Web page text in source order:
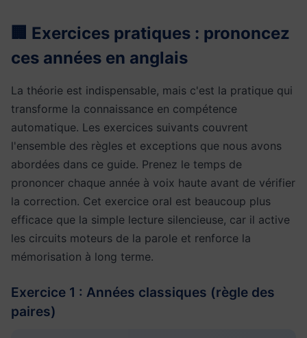
🏢 Exercices pratiques : prononcez
ces années en anglais
La théorie est indispensable, mais c'est la pratique qui
transforme la connaissance en compétence
automatique. Les exercices suivants couvrent
l'ensemble des règles et exceptions que nous avons
abordées dans ce guide. Prenez le temps de
prononcer chaque année à voix haute avant de vérifier
la correction. Cet exercice oral est beaucoup plus
efficace que la simple lecture silencieuse, car il active
les circuits moteurs de la parole et renforce la
mémorisation à long terme.
Exercice 1 : Années classiques (règle des
paires)